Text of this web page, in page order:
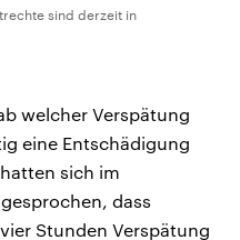
sind derzeit in
welcher Verspätung
eine Entschädigung
sich im
dass
Stunden Verspätung